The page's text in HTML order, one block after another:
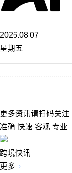
2026.08.07
星期五
更多资讯请扫码关注
准确 快速 客观 专业
跨境快讯
更多